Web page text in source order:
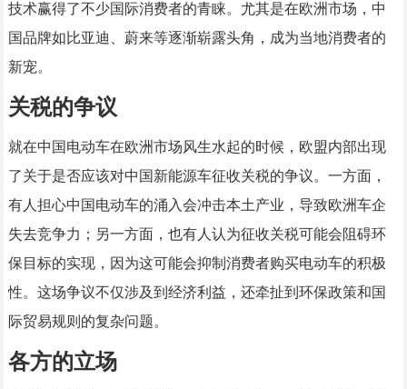
技术赢得了不少国际消费者的青睐。尤其是在欧洲市场，中
国品牌如比亚迪、蔚来等逐渐崭露头角，成为当地消费者的
新宠。
关税的争议
就在中国电动车在欧洲市场风生水起的时候，欧盟内部出现
了关于是否应该对中国新能源车征收关税的争议。一方面，
有人担心中国电动车的涌入会冲击本土产业，导致欧洲车企
失去竞争力；另一方面，也有人认为征收关税可能会阻碍环
保目标的实现，因为这可能会抑制消费者购买电动车的积极
性。这场争议不仅涉及到经济利益，还牵扯到环保政策和国
际贸易规则的复杂问题。
各方的立场